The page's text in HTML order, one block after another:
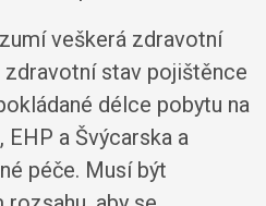
veškerá zdravotní
zdravotní stav pojištěnce
délce pobytu na
EHP a Švýcarska a
péče. Musí být